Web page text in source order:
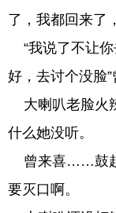
了，我都回来了
“我说了不让你
好，去讨个没脸”
大喇叭老脸火
什么她没听。
曾来喜……鼓起
要灭口啊。